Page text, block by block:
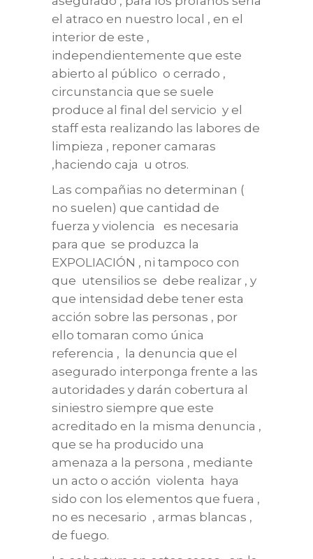
el atraco en nuestro local , en el
interior de este ,
independientemente que este
abierto al público o cerrado ,
circunstancia que se suele
produce al final del servicio y el
staff esta realizando las labores de
limpieza , reponer camaras
,haciendo caja u otros.
Las compañias no determinan (
no suelen) que cantidad de
fuerza y violencia es necesaria
para que se produzca la
EXPOLIACIÓN , ni tampoco con
que utensilios se debe realizar , y
que intensidad debe tener esta
acción sobre las personas , por
ello tomaran como única
referencia , la denuncia que el
asegurado interponga frente a las
autoridades y darán cobertura al
siniestro siempre que este
acreditado en la misma denuncia ,
que se ha producido una
amenaza a la persona , mediante
un acto o acción violenta haya
sido con los elementos que fuera ,
no es necesario , armas blancas ,
de fuego.